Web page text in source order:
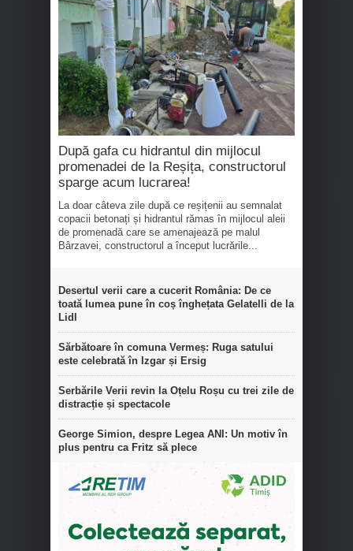
După gafa cu hidrantul din mijlocul
promenadei de la Reșița, constructorul
sparge acum lucrarea!
La doar câteva zile după ce reșițenii au semnalat
copacii betonați și hidrantul rămas în mijlocul aleii
de promenadă care se amenajează pe malul
Bârzavei, constructorul a început lucrările...
Desertul verii care a cucerit România: De ce
toată lumea pune în coș înghețata Gelatelli de la
Lidl
Sărbătoare în comuna Vermeș: Ruga satului
este celebrată în Izgar și Ersig
Serbările Verii revin la Oțelu Roșu cu trei zile de
distracție și spectacole
George Simion, despre Legea ANI: Un motiv în
plus pentru ca Fritz să plece